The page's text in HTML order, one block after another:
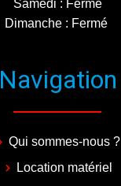
Samedi : Fermé
Dimanche : Fermé
Navigation
Qui sommes-nous ?
Location matériel